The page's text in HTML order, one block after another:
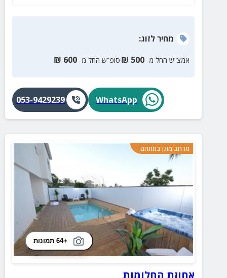
מחירלזוג:
אמצ”ש החל מ- 500
₪ סופ”ש החל מ- 600
₪
WhatsApp
053-9429239
מרחב מוגן במתחם
+64 תמונות
אחוזת החלומות